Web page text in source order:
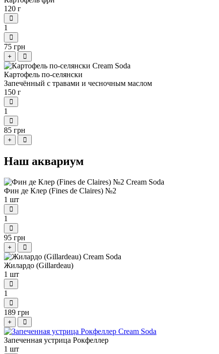
120 г
1
75 грн
+
Картофель по-селянски
Запечённый с травами и чесночным маслом
150 г
1
85 грн
+
Наш аквариум
Фин де Клер (Fines de Claires) №2
1 шт
1
95 грн
+
Жилардо (Gillardeau)
1 шт
1
189 грн
+
Запеченная устрица Рокфеллер
1 шт